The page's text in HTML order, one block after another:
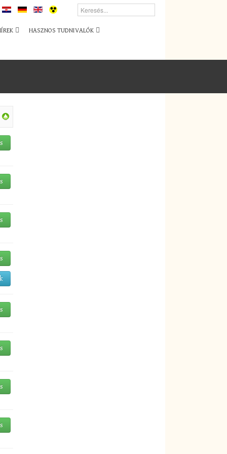
HASZNOS TUDNIVALÓK